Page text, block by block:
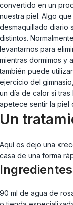
convertido en un
nuestra piel. Algo
desmaquillado diario
distintos.
levantarnos para
mientras dormimos y
también puede
ejercicio del
un día de calor si
apetece sentir la piel
Un
Aquí os dejo una
casa de una forma
Ingredientes
90 ml de agua de